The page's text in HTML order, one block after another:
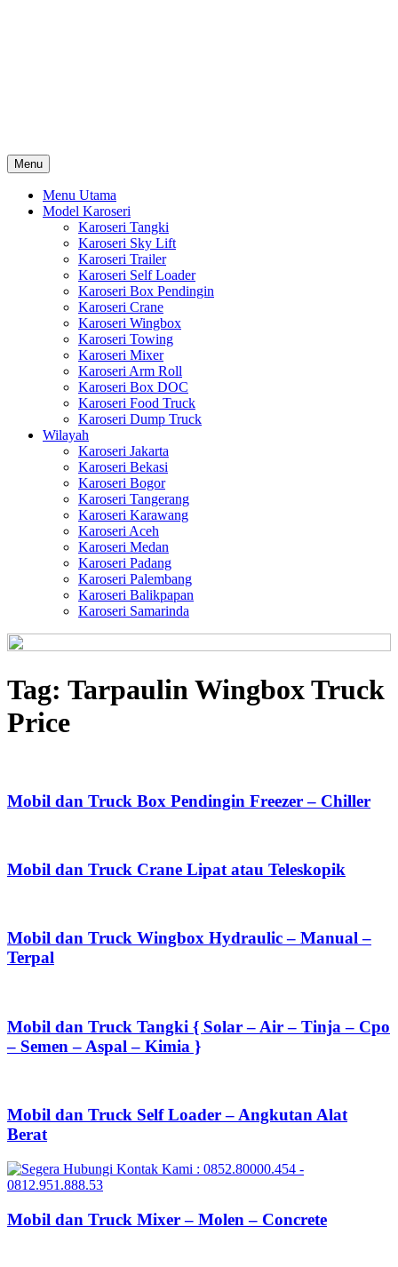
Menu
Menu Utama
Model Karoseri
Karoseri Tangki
Karoseri Sky Lift
Karoseri Trailer
Karoseri Self Loader
Karoseri Box Pendingin
Karoseri Crane
Karoseri Wingbox
Karoseri Towing
Karoseri Mixer
Karoseri Arm Roll
Karoseri Box DOC
Karoseri Food Truck
Karoseri Dump Truck
Wilayah
Karoseri Jakarta
Karoseri Bekasi
Karoseri Bogor
Karoseri Tangerang
Karoseri Karawang
Karoseri Aceh
Karoseri Medan
Karoseri Padang
Karoseri Palembang
Karoseri Balikpapan
Karoseri Samarinda
Tag: Tarpaulin Wingbox Truck
Price
Mobil dan Truck Box Pendingin Freezer – Chiller
Mobil dan Truck Crane Lipat atau Teleskopik
Mobil dan Truck Wingbox Hydraulic – Manual –
Terpal
Mobil dan Truck Tangki { Solar – Air – Tinja – Cpo
– Semen – Aspal – Kimia }
Mobil dan Truck Self Loader – Angkutan Alat
Berat
Mobil dan Truck Mixer – Molen – Concrete